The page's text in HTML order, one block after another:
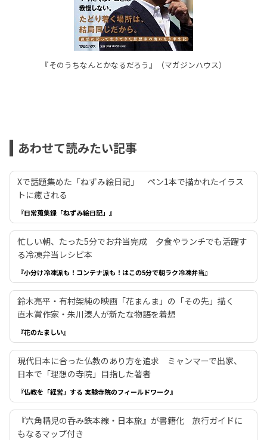
『そのうちなんとかなるだろう』（マガジンハウス）
あわせて読みたい記事
Xで話題集めた「ねずみ絵日記」 ペン1本で描かれたイラス
トに癒される
『日常蒐集録「ねずみ絵日記」』
忙しい朝、たった5分でお弁当完成 夕食やランチでも活躍す
る冷凍弁当レシピ本
『小分け冷凍派も！コンテナ派も！はこの5分で朝ラク冷凍弁当』
鈴木亮平・有村架純の映画「花まんま」の「その先」描く
直木賞作家・朱川湊人が新たな物語を着想
『花のたましい』
現代日本に合った仏教のあり方を追求 ミャンマーで出家、
日本で「理想の寺院」目指した著者
『仏教を「経営」する 実験寺院のフィールドワーク』
『六角精児の呑み鉄本線・日本旅』が書籍化 旅行ガイドに
もなるマップ付き